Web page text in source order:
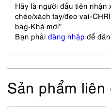
Hãy là người đầu tiên nhận
chéo/xách tay/đeo vai-
bag-Khá mới”
Bạn phải đăng nhập để
Sản phẩm liên